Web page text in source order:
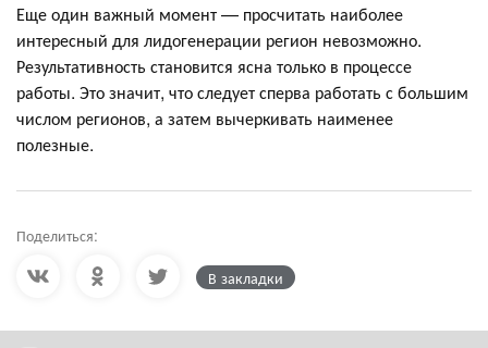
Еще один важный момент — просчитать наиболее
интересный для лидогенерации регион невозможно.
Результативность становится ясна только в процессе
работы. Это значит, что следует сперва работать с большим
числом регионов, а затем вычеркивать наименее
полезные.
Поделиться:
В закладки